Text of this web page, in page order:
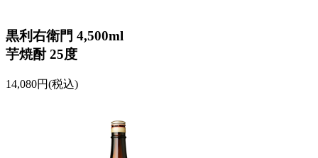
黒利右衛門 4,500ml
芋焼酎 25度
14,080円(税込)